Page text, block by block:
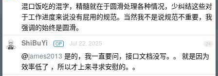
混口饭吃的混字，精髓就在于圆滑处理各种情况，少纠结这些对
于工作进度来说没有屁用的规范。当然我不是说规范不重要，我
强调的始终是圆滑。
24
ShiBuYi OP Jul 22, 2025
@james2013 是的，我一直要问，接口文档没写。。 就是因为
效率低了 ，所以才上来寻求安慰的。。